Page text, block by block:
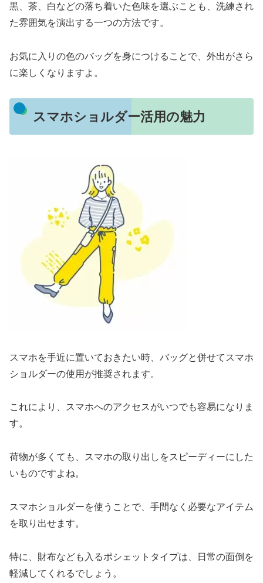
黒、茶、白などの落ち着いた色味を選ぶことも、洗練され
た雰囲気を演出する一つの方法です。
お気に入りの色のバッグを身につけることで、外出がさら
に楽しくなりますよ。
スマホショルダー活用の魅力
スマホを手近に置いておきたい時、バッグと併せてスマホ
ショルダーの使用が推奨されます。
これにより、スマホへのアクセスがいつでも容易になりま
す。
荷物が多くても、スマホの取り出しをスピーディーにした
いものですよね。
スマホショルダーを使うことで、手間なく必要なアイテム
を取り出せます。
特に、財布なども入るポシェットタイプは、日常の面倒を
軽減してくれるでしょう。